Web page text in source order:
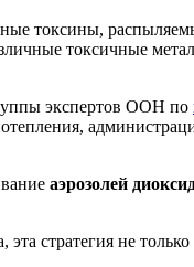
токсины,
токсичные
экспертов ООН по
аэрозолей
стратегия не